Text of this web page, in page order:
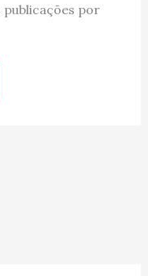
por